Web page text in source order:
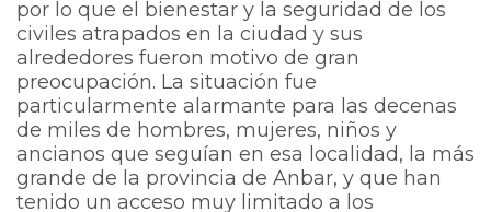
por lo que el bienestar y la seguridad de los
civiles atrapados en la ciudad y sus
alrededores fueron motivo de gran
preocupación. La situación fue
particularmente alarmante para las decenas
de miles de hombres, mujeres, niños y
ancianos que seguían en esa localidad, la más
grande de la provincia de Anbar, y que han
tenido un acceso muy limitado a los